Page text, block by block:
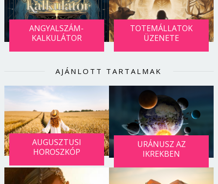
ANGYALSZÁM-
KALKULÁTOR
TOTEMÁLLATOK
ÜZENETE
AJÁNLOTT TARTALMAK
AUGUSZTUSI
HOROSZKÓP
URÁNUSZ AZ
IKREKBEN
Jelszó
Mégse Bejelentkezés